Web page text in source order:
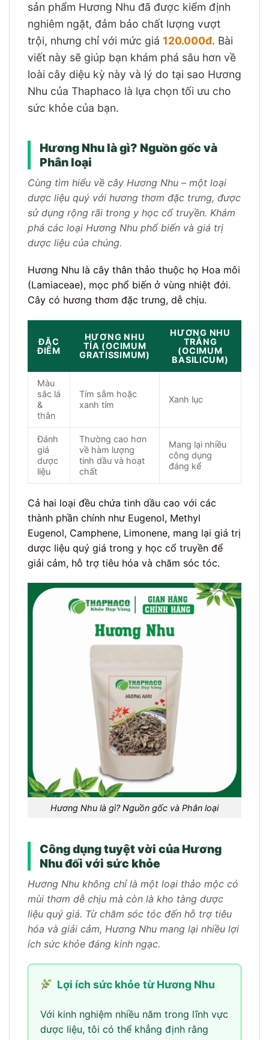
sản phẩm Hương Nhu đã được kiểm định
nghiêm ngặt, đảm bảo chất lượng vượt
trội, nhưng chỉ với mức giá 120.000đ. Bài
viết này sẽ giúp bạn khám phá sâu hơn về
loài cây diệu kỳ này và lý do tại sao Hương
Nhu của Thaphaco là lựa chọn tối ưu cho
sức khỏe của bạn.
Hương Nhu là gì? Nguồn gốc và
Phân loại
Cùng tìm hiểu về cây Hương Nhu – một loại
dược liệu quý với hương thơm đặc trưng, được
sử dụng rộng rãi trong y học cổ truyền. Khám
phá các loại Hương Nhu phổ biến và giá trị
dược liệu của chúng.
Hương Nhu là cây thân thảo thuộc họ Hoa môi
(Lamiaceae), mọc phổ biến ở vùng nhiệt đới.
Cây có hương thơm đặc trưng, dễ chịu.
ĐẶC
ĐIỂM
HƯƠNG NHU
TÍA (OCIMUM
GRATISSIMUM)
HƯƠNG NHU
TRẮNG
(OCIMUM
BASILICUM)
Màu
sắc lá
&
thân
Tím sẫm hoặc
xanh tím
Xanh lục
Đánh
giá
dược
liệu
Thường cao hơn
về hàm lượng
tinh dầu và hoạt
chất
Mang lại nhiều
công dụng
đáng kể
Cả hai loại đều chứa tinh dầu cao với các
thành phần chính như Eugenol, Methyl
Eugenol, Camphene, Limonene, mang lại giá trị
dược liệu quý giá trong y học cổ truyền để
giải cảm, hỗ trợ tiêu hóa và chăm sóc tóc.
Hương Nhu là gì? Nguồn gốc và Phân loại
Công dụng tuyệt vời của Hương
Nhu đối với sức khỏe
Hương Nhu không chỉ là một loại thảo mộc có
mùi thơm dễ chịu mà còn là kho tàng dược
liệu quý giá. Từ chăm sóc tóc đến hỗ trợ tiêu
hóa và giải cảm, Hương Nhu mang lại nhiều lợi
ích sức khỏe đáng kinh ngạc.
Lợi ích sức khỏe từ Hương Nhu
Với kinh nghiệm nhiều năm trong lĩnh vực
dược liệu, tôi có thể khẳng định rằng